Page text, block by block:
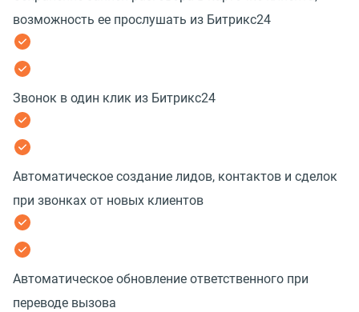
возможность ее прослушать из Битрикс24
Звонок в один клик из Битрикс24
Автоматическое создание лидов, контактов и сделок
при звонках от новых клиентов
Автоматическое обновление ответственного при
переводе вызова